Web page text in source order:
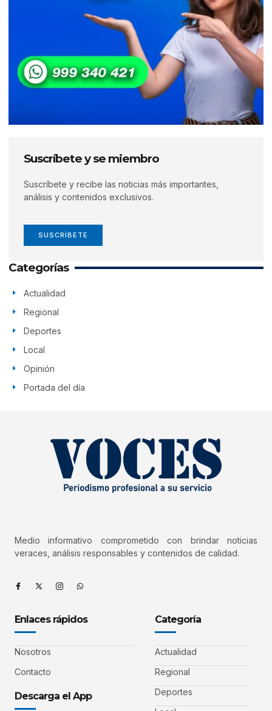
Suscríbete y se miembro
Suscríbete y recibe las noticias más importantes,
análisis y contenidos exclusivos.
SUSCRÍBETE
Categorías
Actualidad
Regional
Deportes
Local
Opinión
Portada del día
Medio informativo comprometido con brindar noticias
veraces, análisis responsables y contenidos de calidad.
Enlaces rápidos
Nosotros
Contacto
Descarga el App
Categoría
Actualidad
Regional
Deportes